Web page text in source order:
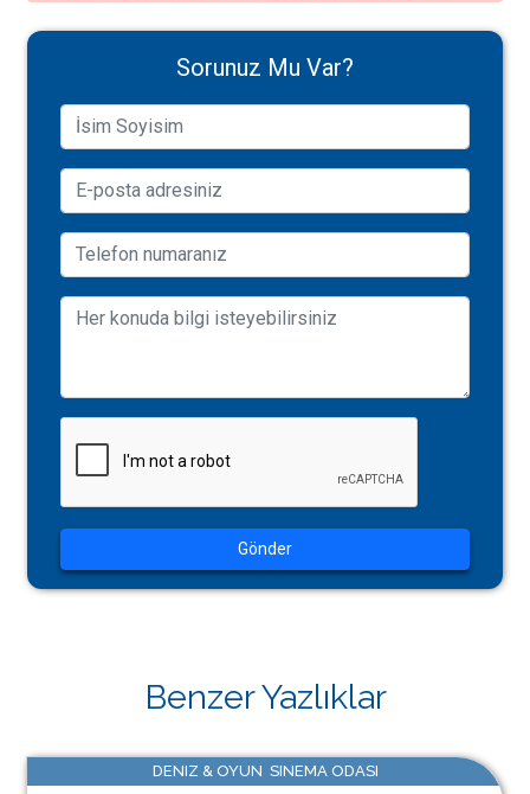
Sorunuz Mu Var?
Gönder
Benzer Yazlıklar
DENIZ & OYUN SINEMA ODASI